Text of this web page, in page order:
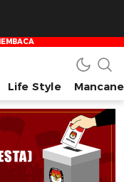
Life Style